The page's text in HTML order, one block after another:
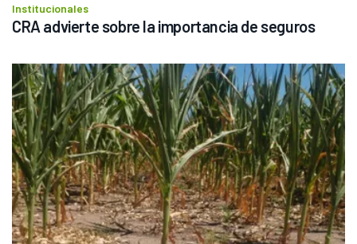
Institucionales
CRA advierte sobre la importancia de seguros